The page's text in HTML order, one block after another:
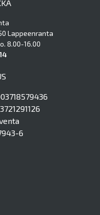
Lappeenranta
8.00-16.00
6